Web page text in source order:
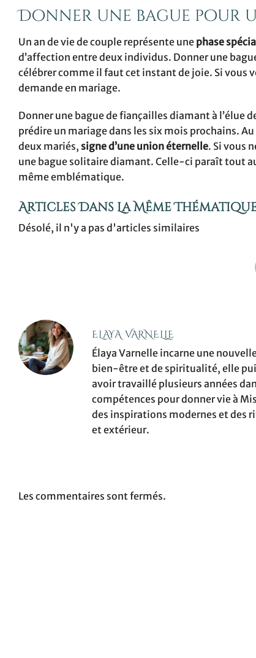
Donner une bague pour
Un an de vie de couple représente une phase
d’affection entre deux individus. Donner une
célébrer comme il faut cet instant de joie. Si vous
demande en mariage.
Donner une bague de fiançailles diamant à l’élue
prédire un mariage dans les six mois prochains.
deux mariés, signe d’une union éternelle. Si vous
une bague solitaire diamant. Celle-ci paraît tout
même emblématique.
Articles Dans La Même
Désolé, il n'y a pas d'articles similaires
ELAYA VARNELLE
Élaya Varnelle incarne une
bien-être et de spiritualité, elle
avoir travaillé plusieurs années
compétences pour donner vie à
des inspirations modernes et des
et extérieur.
Les commentaires sont fermés.